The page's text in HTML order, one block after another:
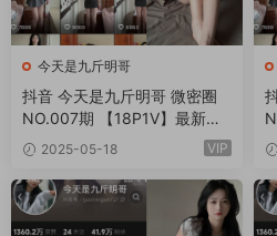
今天是九斤明哥
抖音 今天是九斤明哥 微密圈
NO.007期 【18P1V】最新
至：2025.5.21
2025-05-18 VIP